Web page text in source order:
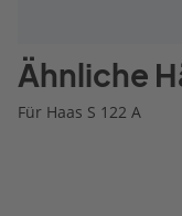
Ähnliche
Für Haas S 122 A